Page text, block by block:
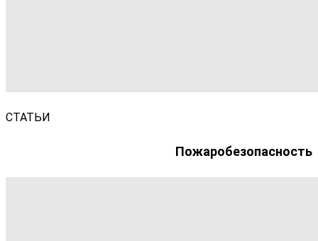
СТАТЬИ
Пожаробезопасность